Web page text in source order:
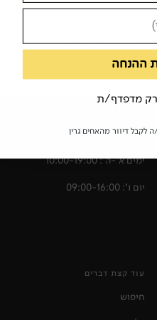
סבא קיש ספורט
שעות פעילות החנות
ימים א'-ה': 10:00-19:00
יום ו': 09:00-16:00
עוד קצת דברים
חיפוש
ההנחה
רק מדפדף/ת
דיוור מהאחים גרין